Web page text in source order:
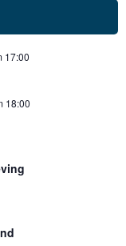
17:00
18:00